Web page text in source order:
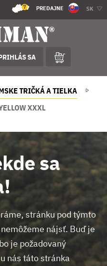
7 PREDAJNE SK
SA
TRIČKÁ A TIELKA
XXXL
sa
stránku pod týmto
nájsť. Buď je
je požadovaný
nás táto stránka